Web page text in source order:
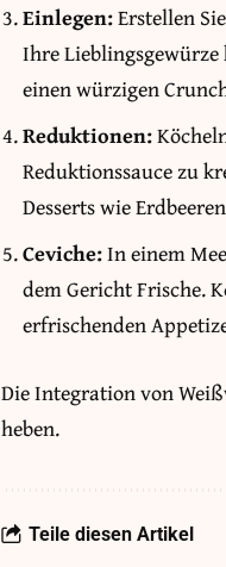
Einlegen:Erstellen
Ihre
einen würzigen
Reduktionen:
Reduktionssauce zu
Desserts wie
Ceviche:In einem
dem Gericht Frische.
erfrischenden
Die Integration von
heben.
Teile diesen Artikel